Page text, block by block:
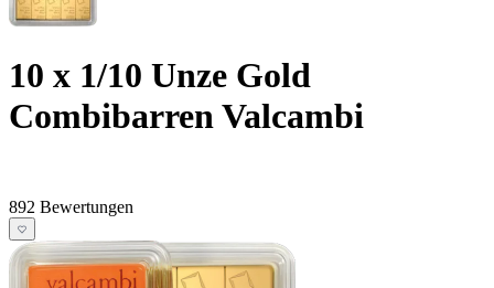
10 x 1/10 Unze Gold
Combibarren Valcambi
892 Bewertungen